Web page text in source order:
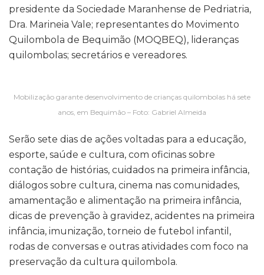
presidente da Sociedade Maranhense de Pedriatria,
Dra. Marineia Vale; representantes do Movimento
Quilombola de Bequimão (MOQBEQ), lideranças
quilombolas; secretários e vereadores.
Mobilização garante desenvolvimento de crianças quilombolas há sete
anos, em Bequimão – Foto: Gabriel Almeida
Serão sete dias de ações voltadas para a educação,
esporte, saúde e cultura, com oficinas sobre
contação de histórias, cuidados na primeira infância,
diálogos sobre cultura, cinema nas comunidades,
amamentação e alimentação na primeira infância,
dicas de prevenção à gravidez, acidentes na primeira
infância, imunização, torneio de futebol infantil,
rodas de conversas e outras atividades com foco na
preservação da cultura quilombola.